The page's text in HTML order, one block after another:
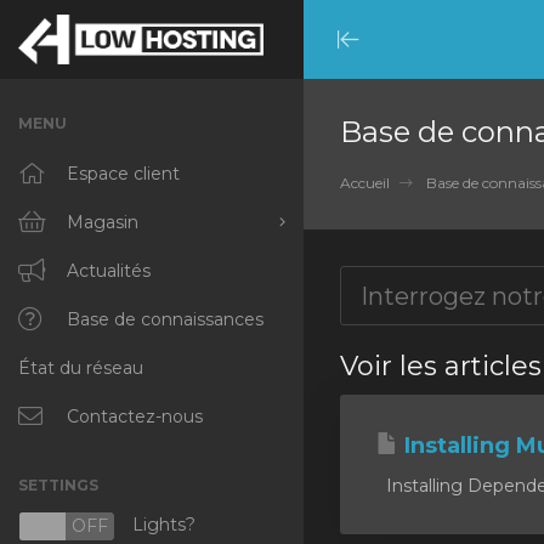
Minimize
Menu
MENU
Espace client
Magasin
Tout parcourir
RKVMPROTECTED
IKVMPROTECTED
XKVMPROTECTED
Protected Web Hosting
Actualités
Base de connaissances
État du réseau
Contactez-nous
SETTINGS
OFF Lights?
Base de
Accueil Base de
Voir les
Installing
Installing